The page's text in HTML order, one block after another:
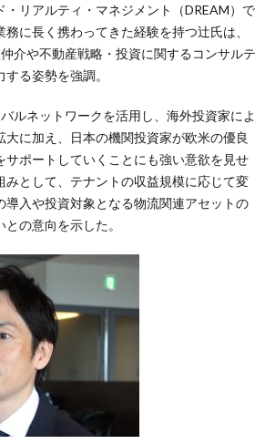
・リアルティ・マネジメント（DREAM）で
に長く携わってきた経験を持つ辻氏は、
介や不動産戦略・投資に関するコンサルテ
る姿勢を強調。
ルネットワークを活用し、海外投資家によ
大に加え、日本の機関投資家が欧米の優良
サポートしていくことにも強い意欲を見せ
みとして、テナントの収益規模に応じて変
導入や投資対象となる物流関連アセットの
の意向を示した。